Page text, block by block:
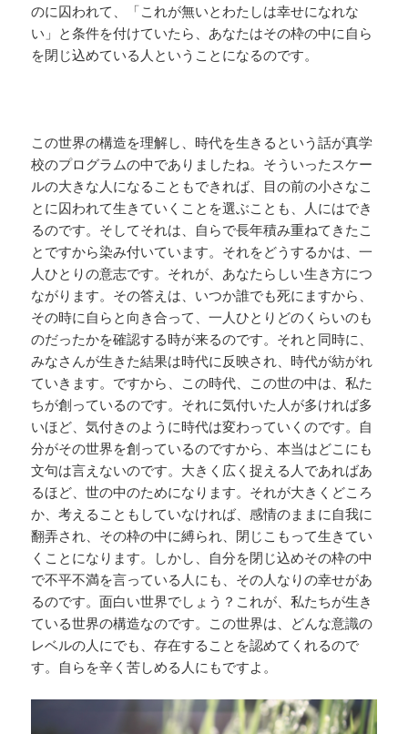
のに囚われて、「これが無いとわたしは幸せになれな
い」と条件を付けていたら、あなたはその枠の中に自ら
を閉じ込めている人ということになるのです。
この世界の構造を理解し、時代を生きるという話が真学
校のプログラムの中でありましたね。そういったスケー
ルの大きな人になることもできれば、目の前の小さなこ
とに囚われて生きていくことを選ぶことも、人にはでき
るのです。そしてそれは、自らで長年積み重ねてきたこ
とですから染み付いています。それをどうするかは、一
人ひとりの意志です。それが、あなたらしい生き方につ
ながります。その答えは、いつか誰でも死にますから、
その時に自らと向き合って、一人ひとりどのくらいのも
のだったかを確認する時が来るのです。それと同時に、
みなさんが生きた結果は時代に反映され、時代が紡がれ
ていきます。ですから、この時代、この世の中は、私た
ちが創っているのです。それに気付いた人が多ければ多
いほど、気付きのように時代は変わっていくのです。自
分がその世界を創っているのですから、本当はどこにも
文句は言えないのです。大きく広く捉える人であればあ
るほど、世の中のためになります。それが大きくどころ
か、考えることもしていなければ、感情のままに自我に
翻弄され、その枠の中に縛られ、閉じこもって生きてい
くことになります。しかし、自分を閉じ込めその枠の中
で不平不満を言っている人にも、その人なりの幸せがあ
るのです。面白い世界でしょう？これが、私たちが生き
ている世界の構造なのです。この世界は、どんな意識の
レベルの人にでも、存在することを認めてくれるので
す。自らを辛く苦しめる人にもですよ。